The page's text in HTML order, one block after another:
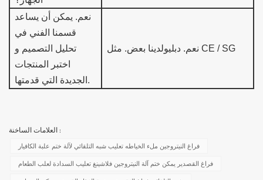
نعم. يمكن أن يساعد
قسمنا الفني في
تحليل التصميم و
اختبر المنتجات
الجديدة التي قدمتها.
نعم. دبليو لدينا بعض. مثل CE / SG
العلامات الساخنة :
فراغ النيتروجين ملء الخياطه تعليب شبه التلقائي لآلة ختم علبة الكافيار
فراغ القصدير يمكن ختم آلة النيتروجين فلاشينغ تعليب السدادة لعلب الطعام